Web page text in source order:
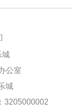
城
公室
城
3205000002